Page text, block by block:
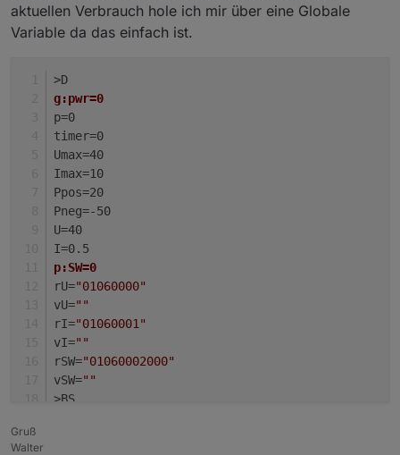
aktuellen Verbrauch hole ich mir über eine Globale
Variable da das einfach ist.
>D
g:pwr=0
p=0
timer=0
Umax=40
Imax=10
Ppos=20
Pneg=-50
U=40
I=0.5
p:SW=0
rU="01060000"
vU=""
rI="01060001"
vI=""
rSW="01060002000"
vSW=""
>BS
Gruß
Walter